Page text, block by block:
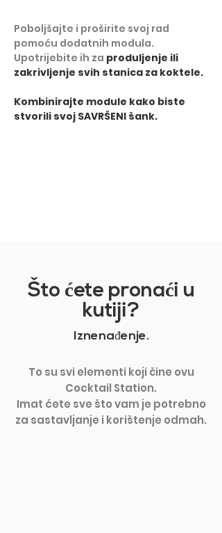
Poboljšajte i proširite svoj rad
pomoću dodatnih modula.
Upotrijebite ih za produljenje ili
zakrivljenje svih stanica za koktele.
​Kombinirajte module kako biste
stvorili svoj SAVRŠENI šank.
Što ćete pronaći u
kutiji?
Iznenađenje.
To su svi elementi koji čine ovu
Cocktail Station.
Imat ćete sve što vam je potrebno
za sastavljanje i korištenje odmah.